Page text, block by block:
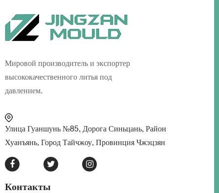
Мировой производитель и экспортер
высококачественного литья под
давлением.
Улица Гуаншунь №85, Дорога Синьцань, Район
Хуанъянь, Город Тайчжоу, Провинция Чжэцзян
Контакты